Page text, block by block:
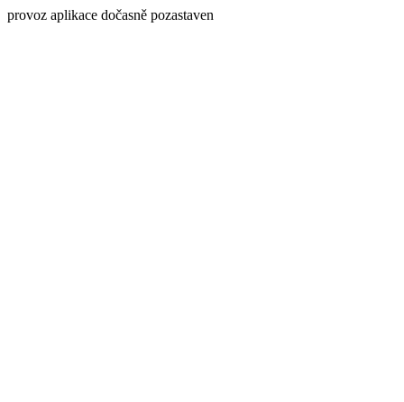
provoz aplikace dočasně pozastaven